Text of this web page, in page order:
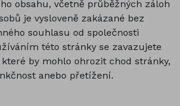
obsahu, včetně průběžných záloh
je vysloveně zakázané bez
souhlasu od společnosti
této stránky se zavazujete
by mohlo ohrozit chod stránky,
anebo přetížení.